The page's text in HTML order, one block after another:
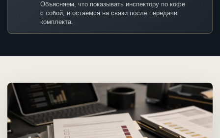
Объясняем, что показывать инспектору по кофе
с собой, и остаемся на связи после передачи
комплекта.